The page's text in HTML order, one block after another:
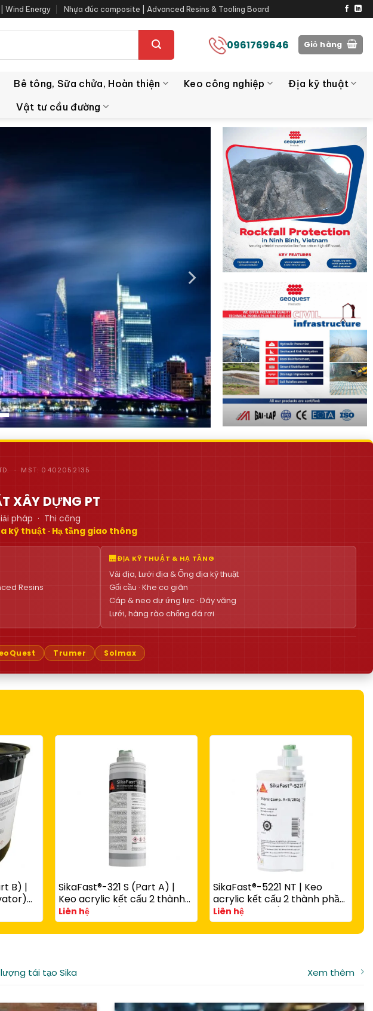
Wind Energy Nhựa đúc composite | Advanced Resins & Tooling Board
0961769646 Giỏ hàng
Bê tông, Sữa chửa, Hoàn thiện Keo công nghiệp
Địa kỹ thuật
Vật tư cầu đường
· MST: 0402052135
XÂY DỰNG PT
pháp · Thi công
kỹ thuật · Hạ tầng giao thông
Resins
🌉 ĐỊA KỸ THUẬT & HẠ TẦNG
Vải địa, Lưới địa & Ống địa kỹ thuật
Gối cầu · Khe co giãn
Cáp & neo dự ứng lực · Dây văng
Lưới, hàng rào chống đá rơi
Trumer Solmax
B) |
SikaFast®-321 S (Part A) |
Keo acrylic kết cấu 2 thành
phần đóng rắn nhanh có hạt
chêm dùng với
SikaFast®-3081 N Part B
Liên hệ
SikaFast®-5221 NT | Keo
acrylic kết cấu 2 thành phần
A và B đóng rắn nhanh cho
composite, kim loại và nhựa
kỹ thuật
Liên hệ
tái tạo Sika Xem thêm